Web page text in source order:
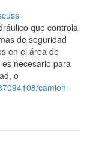
que controla
de seguridad
en el área de
necesario para
o
camion-